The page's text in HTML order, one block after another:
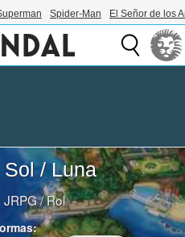
Spider-Man El Señor de los
/ Luna
JRPG/Rol